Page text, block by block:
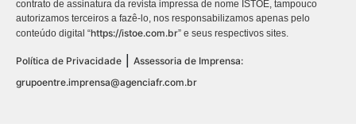
contrato de assinatura da revista impressa de nome ISTOÉ, tampouco
autorizamos terceiros a fazê-lo, nos responsabilizamos apenas pelo
conteúdo digital “https://istoe.com.br” e seus respectivos sites.
Política de Privacidade
Assessoria de Imprensa:
grupoentre.imprensa@agenciafr.com.br